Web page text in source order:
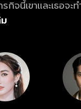
และเธอจะทำสำเร็จหรือไม่? ดูละคร ต
ซต์และแอปฯ